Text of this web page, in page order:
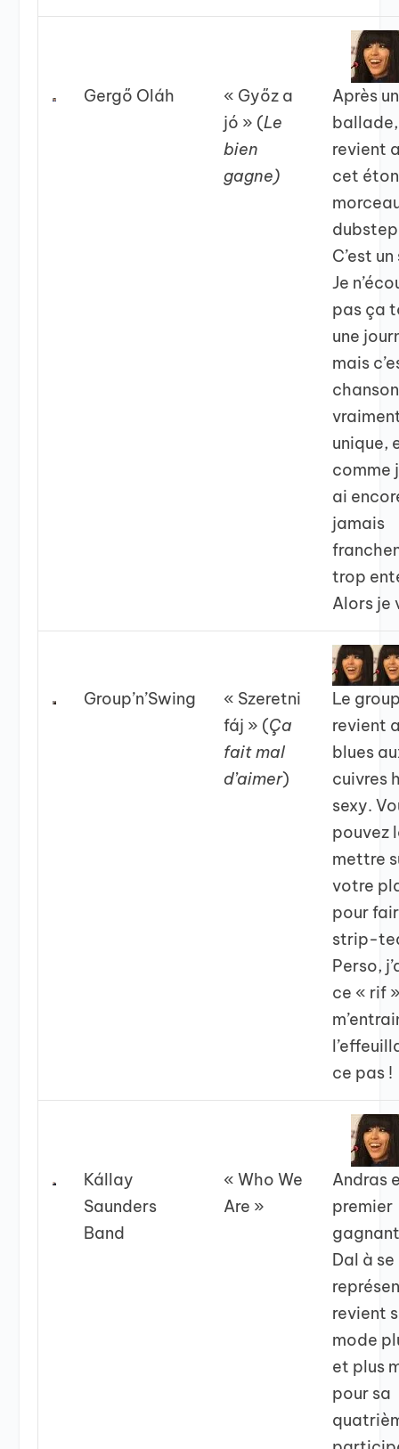
Gergő Oláh
« Győz a
jó » (Le
bien
gagne)
Après
revient
cet
C’est
Je
pas ça
une
mais
chanson
unique,
comme
ai
jamais
trop
Alors je
Group’n’Swing
« Szeretni
fáj » (Ça
fait mal
d’aimer)
Le
revient
blues
cuivres
sexy.
pouvez
mettre
votre
pour
strip-
Perso,
ce « rif
ce pas !
Kállay
Saunders
Band
« Who We
Are »
Andras
premier
gagnant
Dal à se
revient
mode
et plus
pour sa